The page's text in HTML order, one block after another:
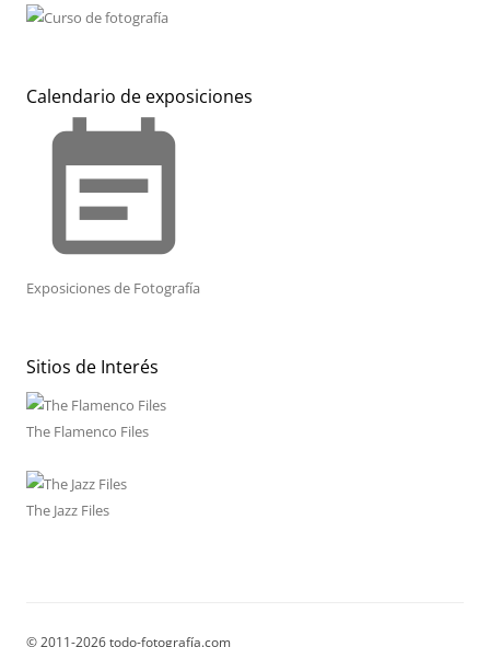
Calendario de exposiciones
event_note
Exposiciones de Fotografía
Sitios de Interés
The Flamenco Files
The Jazz Files
© 2011-2026 todo-fotografía.com